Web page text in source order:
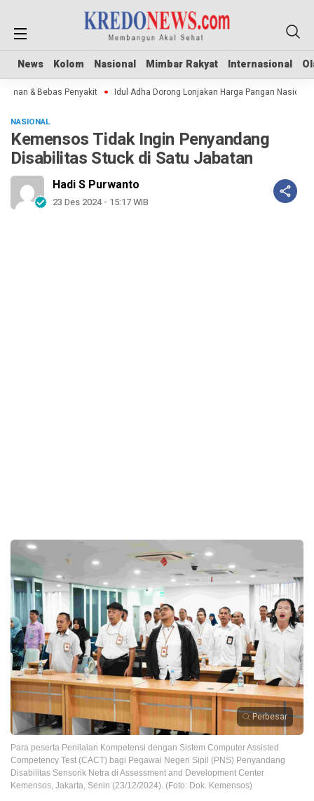
News Kolom Nasional Mimbar Rakyat Internasional
News Kolom Nasional Mimbar Rakyat Internasional
& Bebas Penyakit Idul Adha Dorong Lonjakan Harga Pangan Nasional
NASIONAL
Kemensos Tidak Ingin Penyandang
Disabilitas Stuck di Satu Jabatan
Hadi S Purwanto
23 Des 2024 - 15:17 WIB
Perbesar
Para peserta Penilaian Kompetensi dengan Sistem Computer Assisted
Competency Test (CACT) bagi Pegawai Negeri Sipil (PNS) Penyandang
Disabilitas Sensorik Netra di Assessment and Development Center
Kemensos, Jakarta, Senin (23/12/2024). (Foto: Dok. Kemensos)